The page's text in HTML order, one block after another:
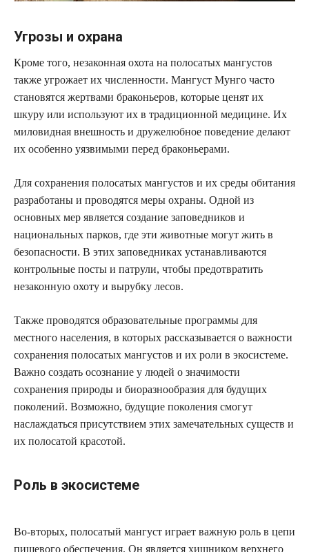
Угрозы и охрана
Кроме того, незаконная охота на полосатых мангустов
также угрожает их численности. Мангуст Мунго часто
становятся жертвами браконьеров, которые ценят их
шкуру или используют их в традиционной медицине. Их
миловидная внешность и дружелюбное поведение делают
их особенно уязвимыми перед браконьерами.
Для сохранения полосатых мангустов и их среды обитания
разработаны и проводятся меры охраны. Одной из
основных мер является создание заповедников и
национальных парков, где эти животные могут жить в
безопасности. В этих заповедниках устанавливаются
контрольные посты и патрули, чтобы предотвратить
незаконную охоту и вырубку лесов.
Также проводятся образовательные программы для
местного населения, в которых рассказывается о важности
сохранения полосатых мангустов и их роли в экосистеме.
Важно создать осознание у людей о значимости
сохранения природы и биоразнообразия для будущих
поколений. Возможно, будущие поколения смогут
наслаждаться присутствием этих замечательных существ и
их полосатой красотой.
Роль в экосистеме
Во-вторых, полосатый мангуст играет важную роль в цепи
пищевого обеспечения. Он является хищником верхнего